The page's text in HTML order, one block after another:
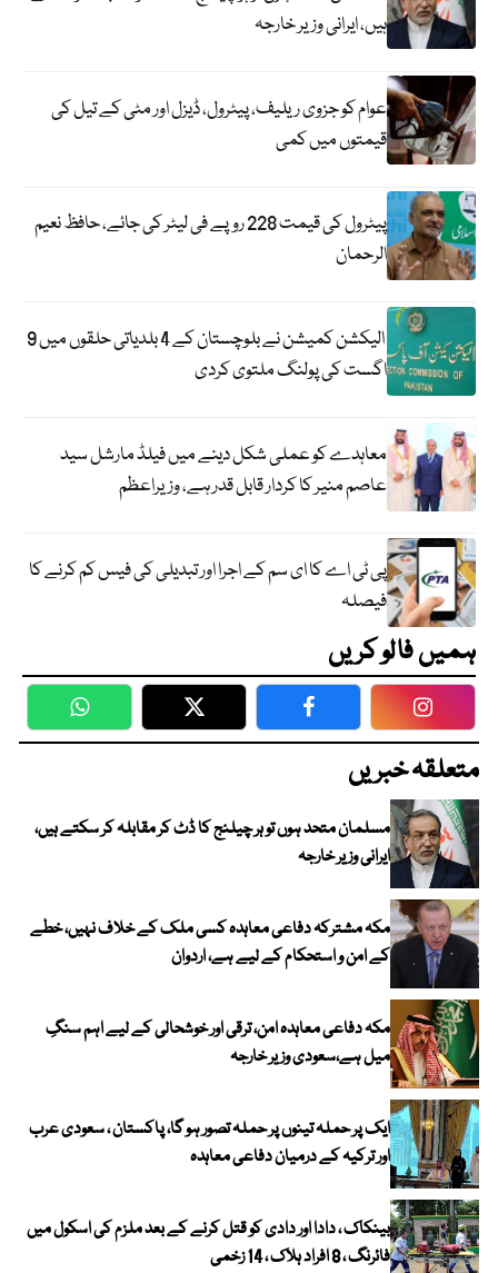
ہیں، ایرانی وزیر خارجہ
عوام کو جزوی ریلیف، پیٹرول، ڈیزل اور مٹی کے تیل کی
قیمتوں میں کمی
پیٹرول کی قیمت 228 روپے فی لیٹر کی جائے، حافظ نعیم
الرحمان
الیکشن کمیشن نے بلوچستان کے 4 بلدیاتی حلقوں میں 9
اگست کی پولنگ ملتوی کردی
معاہدے کو عملی شکل دینے میں فیلڈ مارشل سید
عاصم منیر کا کردار قابل قدر ہے، وزیراعظم
پی ٹی اے کا ای سم کے اجرا اور تبدیلی کی فیس کم کرنے کا
فیصلہ
ہمیں فالو کریں
WhatsApp Twitter Facebook
متعلقہ خبریں
مسلمان متحد ہوں تو ہر چیلنج کا ڈٹ کر مقابلہ کر سکتے ہیں،
ایرانی وزیر خارجہ
مکہ مشترکہ دفاعی معاہدہ کسی ملک کے خلاف نہیں، خطے
کے امن و استحکام کے لیے ہے، اردوان
مکہ دفاعی معاہدہ امن، ترقی اور خوشحالی کے لیے اہم سنگِ
میل ہے،سعودی وزیر خارجہ
ایک پر حملہ تینوں پر حملہ تصور ہو گا، پاکستان ، سعودی عرب
اور ترکیہ کے درمیان دفاعی معاہدہ
بینکاک ، دادا اور دادی کو قتل کرنے کے بعد ملزم کی اسکول میں
فائرنگ ، 8 افراد ہلاک ، 14 زخمی